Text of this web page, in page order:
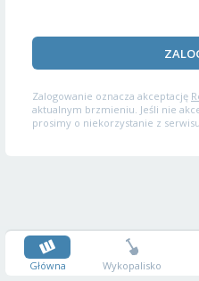
Zalogowanie oznacza akceptację
aktualnym brzmieniu. Jeśli nie
prosimy o niekorzystanie z
Główna Wykopalisko